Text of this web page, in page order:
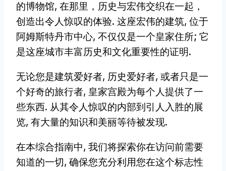
的博物馆, 在那里，历史与宏伟交织在一起，
创造出令人惊叹的体验. 这座宏伟的建筑, 位于
阿姆斯特丹市中心, 不仅仅是一个皇家住所; 它
是这座城市丰富历史和文化重要性的证明.
无论您是建筑爱好者, 历史爱好者, 或者只是一
个好奇的旅行者, 皇家宫殿为每个人提供了一
些东西. 从其令人惊叹的内部到引人入胜的展
览, 有大量的知识和美丽等待被发现.
在本综合指南中, 我们将探索你在访问前需要
知道的一切, 确保您充分利用您在这个标志性